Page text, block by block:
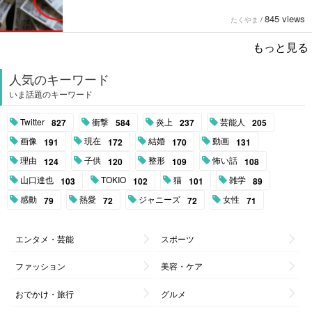
たくやま / 845 views
もっと見る
人気のキーワード
いま話題のキーワード
Twitter 827 衝撃 584 炎上 237 芸能人 205
画像 191 現在 172 結婚 170 動画 131
理由 124 子供 120 整形 109 怖い話 108
山口達也 103 TOKIO 102 猫 101 雑学 89
感動 79 熱愛 72 ジャニーズ 72 女性 71
エンタメ・芸能 スポーツ
ファッション 美容・ケア
おでかけ・旅行 グルメ